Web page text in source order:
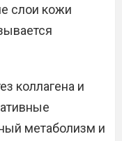
слои кожи
коллагена и
метаболизм и